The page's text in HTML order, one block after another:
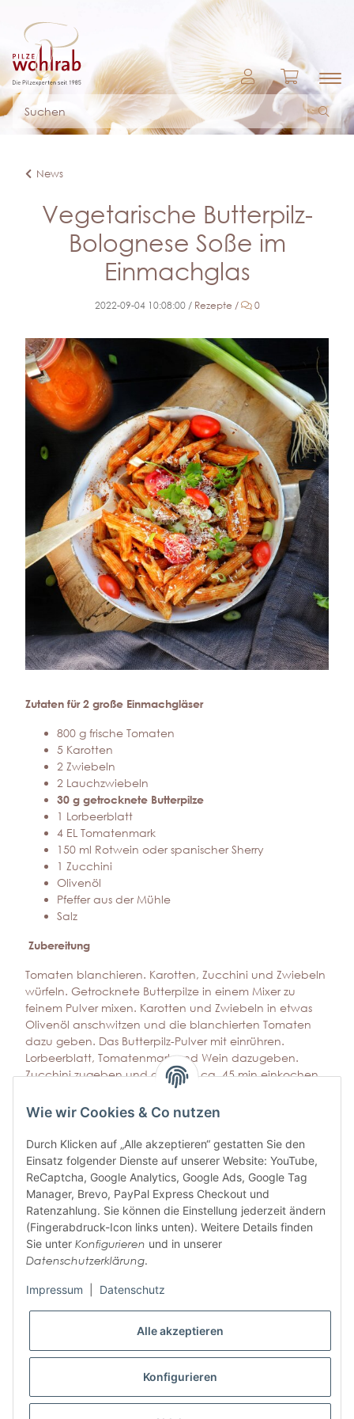
News
Vegetarische Butterpilz-
Bolognese Soße im
Einmachglas
2022-09-04 10:08:00 / Rezepte / Kommentare
0
Zutaten für 2 große Einmachgläser
800 g frische Tomaten
5 Karotten
2 Zwiebeln
2 Lauchzwiebeln
30 g getrocknete Butterpilze
1 Lorbeerblatt
4 EL Tomatenmark
150 ml Rotwein oder spanischer Sherry
1 Zucchini
Olivenöl
Pfeffer aus der Mühle
Salz
Zubereitung
Tomaten blanchieren. Karotten, Zucchini und Zwiebeln
würfeln. Getrocknete Butterpilze in einem Mixer zu
feinem Pulver mixen. Karotten und Zwiebeln in etwas
Olivenöl anschwitzen und die blanchierten Tomaten
dazu geben. Das Butterpilz-Pulver mit einrühren.
Lorbeerblatt, Tomatenmark und Wein dazugeben.
Zucchini zugeben und die Soße ca. 45 min einkochen
lassen. Mit Salz und Pfeffer abschmecken.
Einmachgläser mit heißem Wasser ausspülen und die
x
Bitte melden Sie sich an, um einen Kommentar zu
schreiben.
ABONNIEREN SIE UNSEREN
NEWSLETTER
Abonnieren
Wie wir Cookies & Co nutzen
Durch Klicken auf „Alle akzeptieren“ gestatten Sie den
Einsatz folgender Dienste auf unserer Website: YouTube,
ReCaptcha, Google Analytics, Google Ads, Google Tag
Manager, Brevo, PayPal Express Checkout und
Ratenzahlung. Sie können die Einstellung jederzeit ändern
(Fingerabdruck-Icon links unten). Weitere Details finden
Sie unter Konfigurieren und in unserer
Datenschutzerklärung.
Impressum Datenschutz
Alle akzeptieren
Konfigurieren